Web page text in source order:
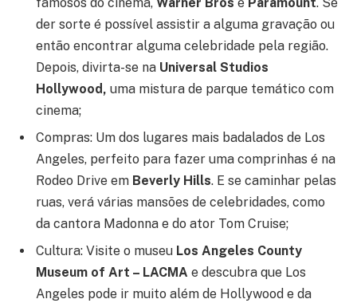
der sorte é possível assistir a alguma gravação ou
então encontrar alguma celebridade pela região.
Depois, divirta-se na Universal Studios
Hollywood, uma mistura de parque temático com
cinema;
Compras: Um dos lugares mais badalados de Los
Angeles, perfeito para fazer uma comprinhas é na
Rodeo Drive em Beverly Hills. E se caminhar pelas
ruas, verá várias mansões de celebridades, como
da cantora Madonna e do ator Tom Cruise;
Cultura: Visite o museu Los Angeles County
Museum of Art – LACMA e descubra que Los
Angeles pode ir muito além de Hollywood e da